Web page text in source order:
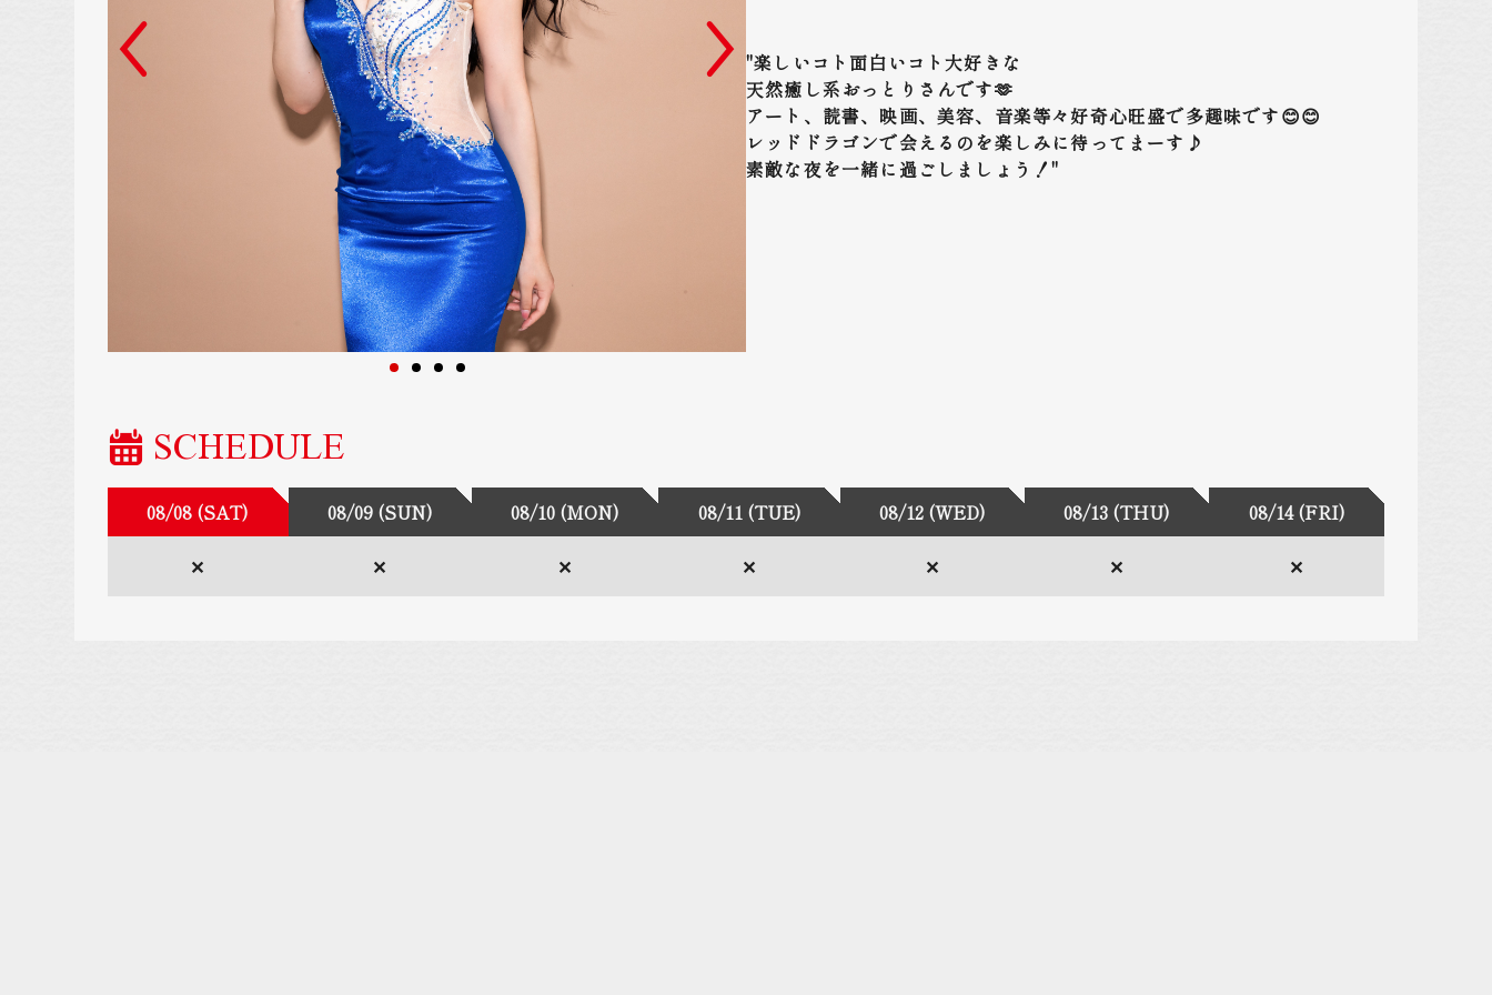
"楽しいコト面白いコト大好きな
天然癒し系おっとりさんです🫶
アート、読書、映画、美容、音楽等々好奇心旺盛で多趣味です😊😊
レッドドラゴンで会えるのを楽しみに待ってまーす♪
素敵な夜を一緒に過ごしましょう！"
SCHEDULE
08/08 (SAT)
✕
08/09 (SUN)
✕
08/10 (MON)
✕
08/11 (TUE)
✕
08/12 (WED)
✕
08/13 (THU)
✕
08/14 (FRI)
✕